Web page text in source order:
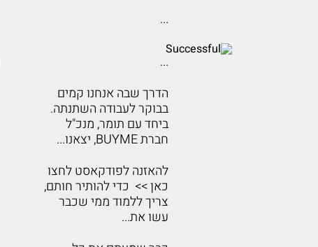
...
...
הדרך שבה אנחנו קמים
בבוקר לעבודה השתנתה.
ביחד עם תומר, מנכ"ל
חברת BUYME, יצאנו...
להאזנה לפודקאסט לחצו
כאן >> כדי להותיר חותם,
צריך ללמוד ממי שכבר
עשו את...